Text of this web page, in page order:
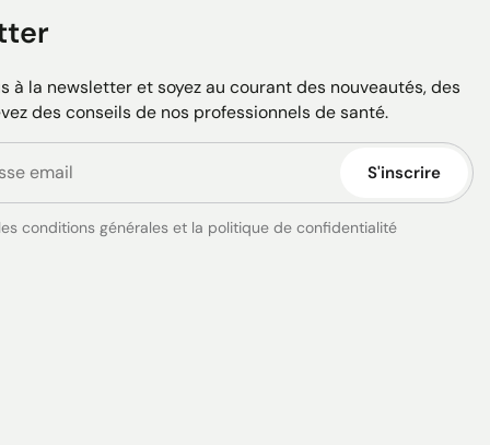
à la newsletter et soyez au courant des nouveautés, des
des conseils de nos professionnels de santé.
S'inscrire
conditions générales et la politique de confidentialité